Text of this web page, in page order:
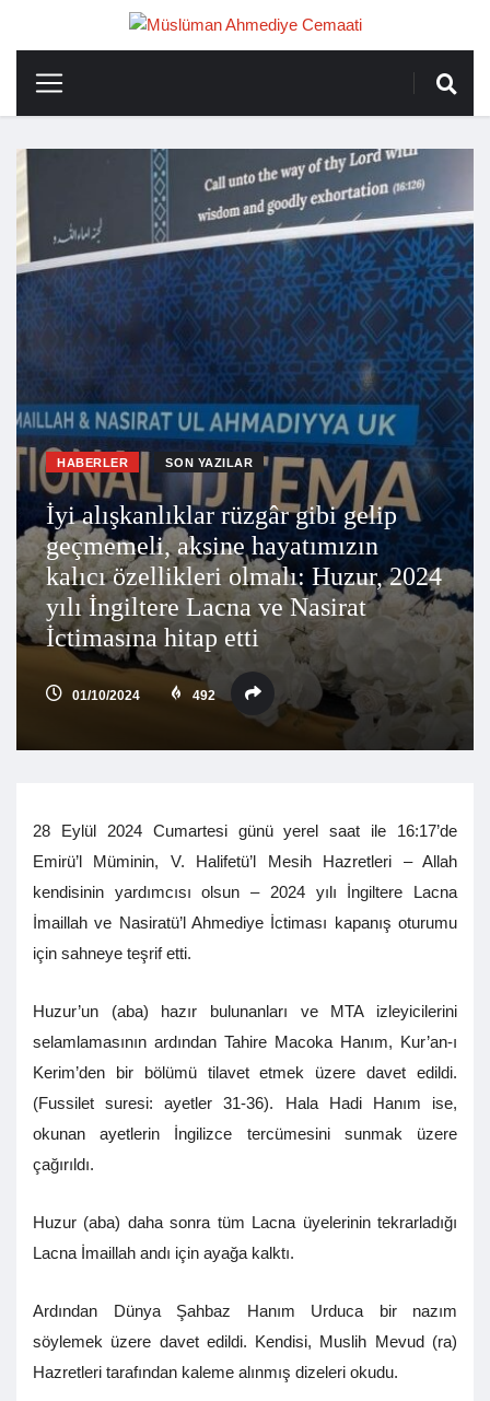
HABERLER SON YAZILAR
İyi alışkanlıklar rüzgâr gibi gelip
geçmemeli, aksine hayatımızın
kalıcı özellikleri olmalı: Huzur, 2024
yılı İngiltere Lacna ve Nasirat
İctimasına hitap etti
01/10/2024 492
28 Eylül 2024 Cumartesi günü yerel saat ile 16:17’de
Emirü’l Müminin, V. Halifetü’l Mesih Hazretleri – Allah
kendisinin yardımcısı olsun – 2024 yılı İngiltere Lacna
İmaillah ve Nasiratü’l Ahmediye İctiması kapanış oturumu
için sahneye teşrif etti.
Huzur’un (aba) hazır bulunanları ve MTA izleyicilerini
selamlamasının ardından Tahire Macoka Hanım, Kur’an-ı
Kerim’den bir bölümü tilavet etmek üzere davet edildi.
(Fussilet suresi: ayetler 31-36). Hala Hadi Hanım ise,
okunan ayetlerin İngilizce tercümesini sunmak üzere
çağırıldı.
Huzur (aba) daha sonra tüm Lacna üyelerinin tekrarladığı
Lacna İmaillah andı için ayağa kalktı.
Ardından Dünya Şahbaz Hanım Urduca bir nazım
söylemek üzere davet edildi. Kendisi, Muslih Mevud (ra)
Hazretleri tarafından kaleme alınmış dizeleri okudu.